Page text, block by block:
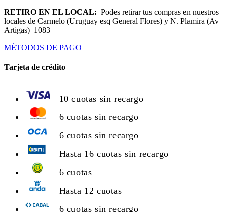
RETIRO EN EL LOCAL: Podes retirar tus compras en nuestros
locales de Carmelo (Uruguay esq General Flores) y N. Plamira (Av
Artigas) 1083
MÉTODOS DE PAGO
Tarjeta de crédito
10 cuotas sin recargo
6 cuotas sin recargo
6 cuotas sin recargo
Hasta 16 cuotas sin recargo
6 cuotas
Hasta 12 cuotas
6 cuotas sin recargo